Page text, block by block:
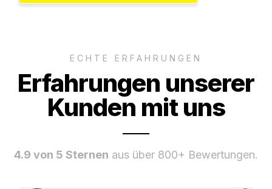
ECHTE ERFAHRUNGEN
Erfahrungen unserer
Kunden mit uns
4.9 von 5 Sternen aus über 800+ Bewertungen.